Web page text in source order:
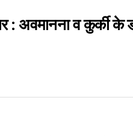
: अवमानना व कुर्की